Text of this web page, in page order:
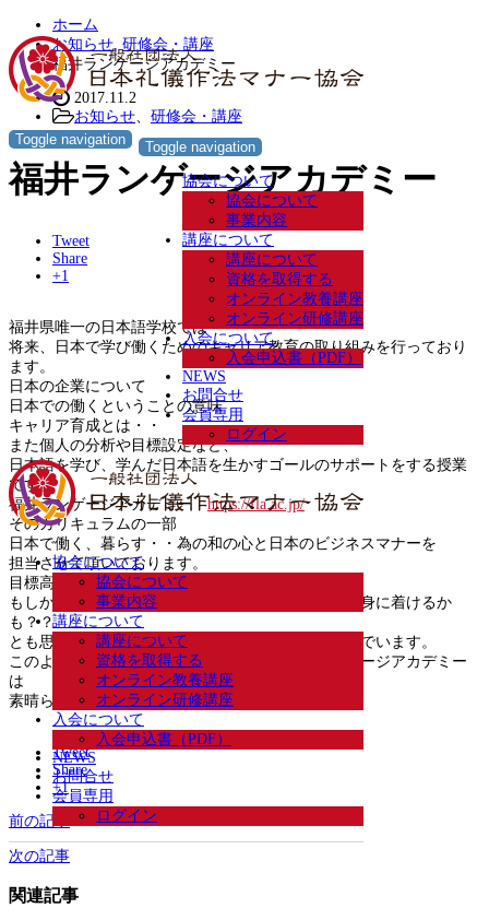
Toggle navigation
協会について
協会について
事業内容
講座について
講座について
資格を取得する
オンライン教養講座
オンライン研修講座
入会について
入会申込書（PDF）
NEWS
お問合せ
会員専用
ログイン
Toggle navigation
協会について
協会について
事業内容
講座について
講座について
資格を取得する
オンライン教養講座
オンライン研修講座
入会について
入会申込書（PDF）
NEWS
お問合せ
会員専用
ログイン
ホーム
お知らせ, 研修会・講座
福井ランゲージアカデミー
2017.11.2
お知らせ、 研修会・講座
福井ランゲージアカデミー
Tweet
Share
+1
福井県唯一の日本語学校では
将来、日本で学び働くためのキャリア教育の取り組みを行っており
ます。
日本の企業について
日本での働くということの意味
キャリア育成とは・・
また個人の分析や目標設定など、
日本語を学び、学んだ日本語を生かすゴールのサポートをする授業
です。
福井ランゲージアカデミーhttps://fla.ac.jp/
そのカリキュラムの一部
日本で働く、暮らす・・為の和の心と日本のビジネスマナーを
担当させて頂いております。
目標高い、エネルギッシュなアジアの学生たちは、
もしかして、日本の若者よりも素晴らしい和の心も身に着けるか
も？？
とも思われるぐらい、学生たちは真剣に日本を学んでいます。
このようなカリキュラムを導入している福井ランゲージアカデミー
は
素晴らしい学校ですね。
Tweet
Share
+1
前の記事
次の記事
関連記事